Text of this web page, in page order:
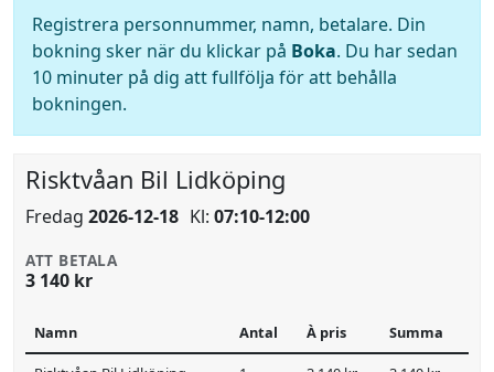
Registrera personnummer, namn, betalare. Din
bokning sker när du klickar på Boka. Du har sedan
10 minuter på dig att fullfölja för att behålla
bokningen.
Risktvåan Bil Lidköping
Fredag 2026-12-18 Kl: 07:10-12:00
ATT BETALA
3 140 kr
Namn Antal À pris Summa